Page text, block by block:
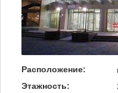
Расположение:
Этажность: